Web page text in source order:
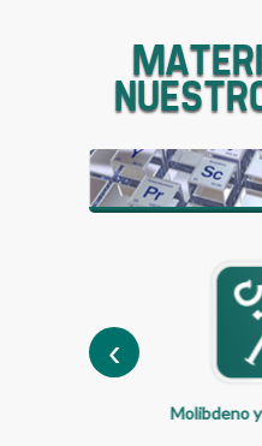
‹
Molibdeno